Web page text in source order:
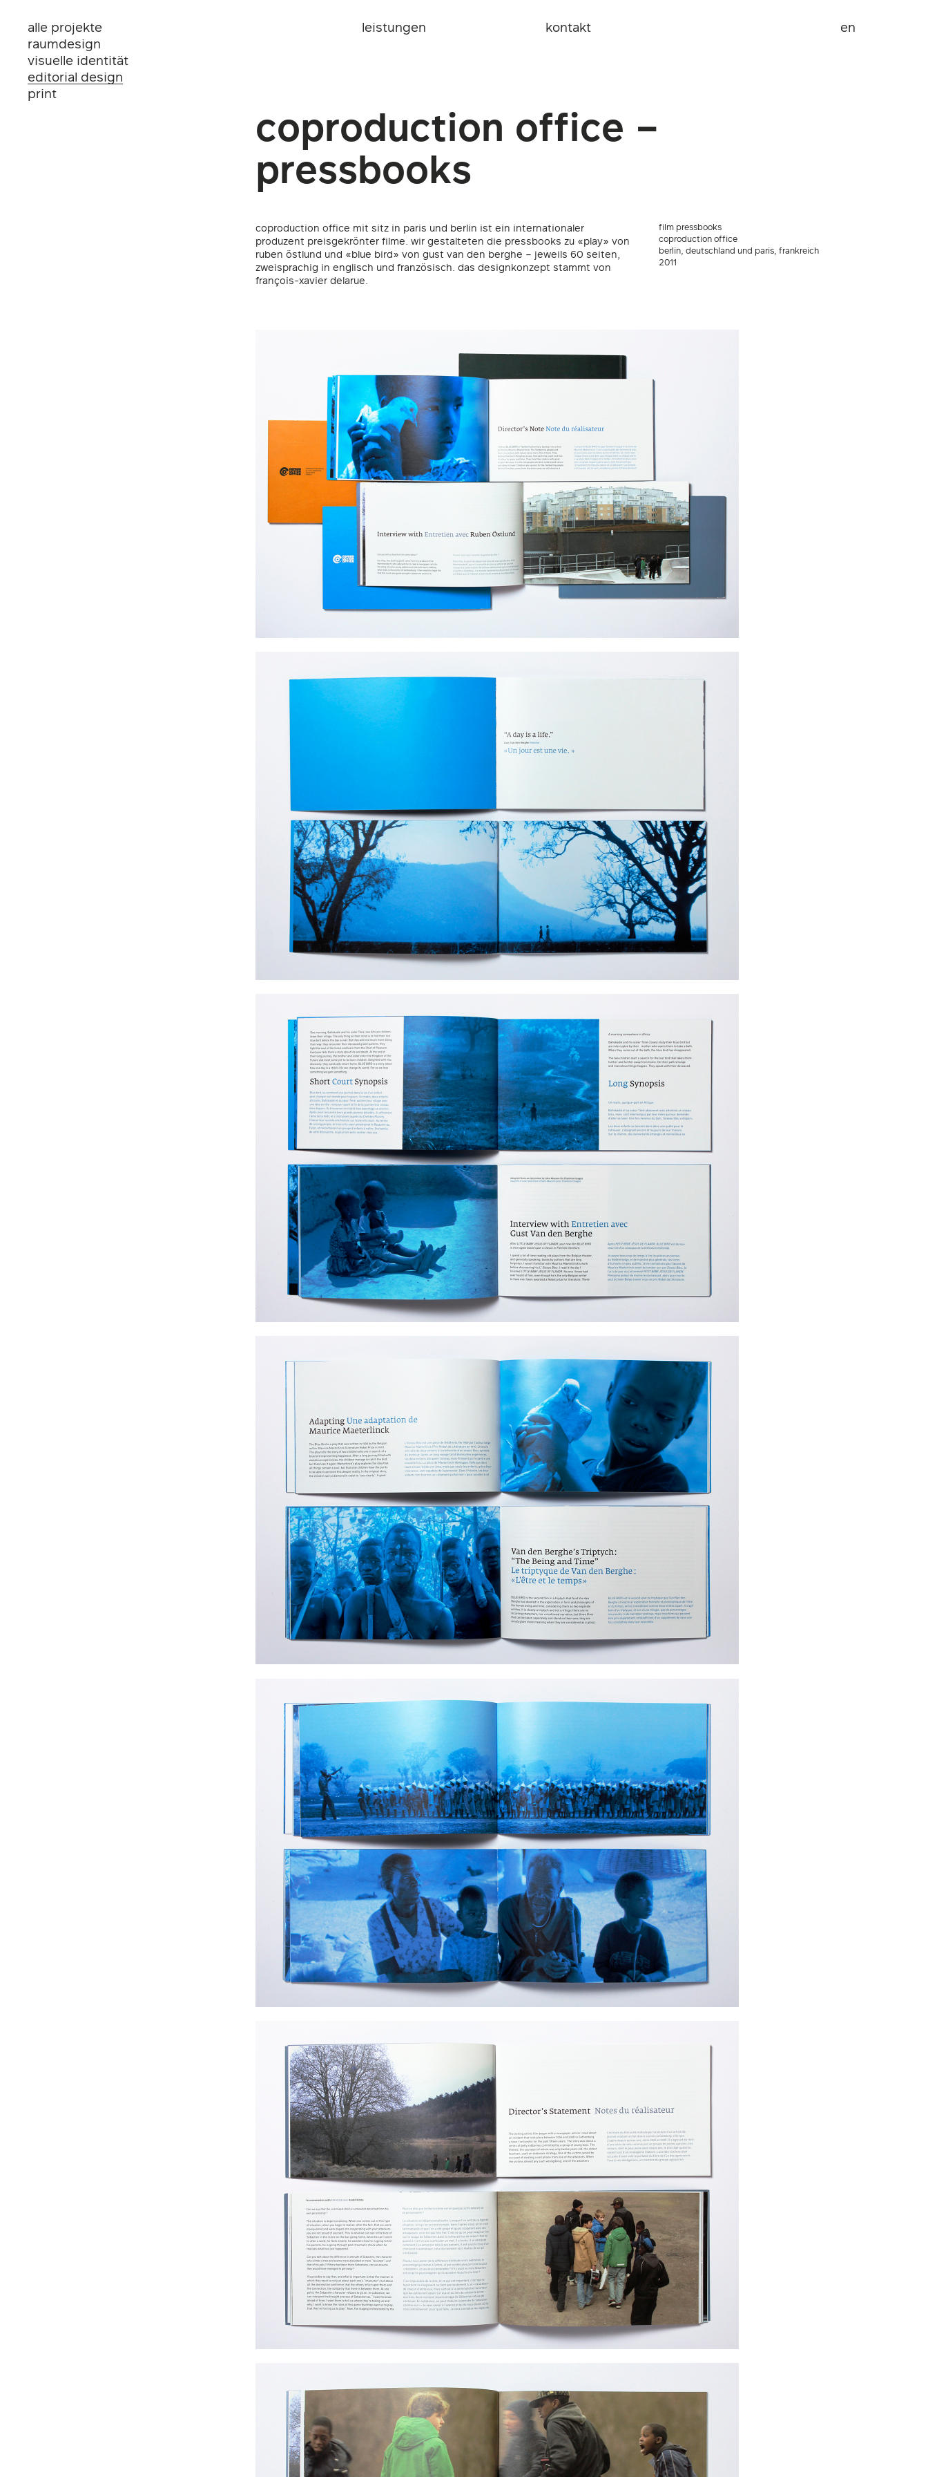
leistungen kontakt en
alle projekte
raumdesign
visuelle identität
editorial design
print
coproduction office –
pressbooks
film pressbooks
coproduction office
berlin, deutschland und paris, frankreich
2011
coproduction office mit sitz in paris und berlin ist ein internationaler
produzent preisgekrönter filme. wir gestalteten die pressbooks zu «play» von
ruben östlund und «blue bird» von gust van den berghe – jeweils 60 seiten,
zweisprachig in englisch und französisch. das designkonzept stammt von
françois-xavier delarue.